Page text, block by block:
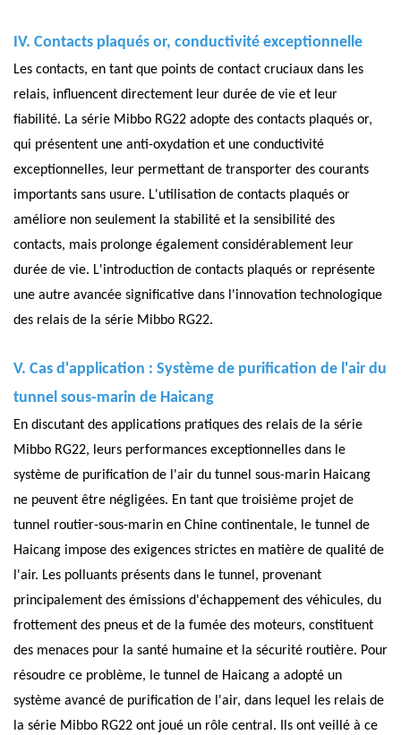
IV. Contacts plaqués or, conductivité exceptionnelle
Les contacts, en tant que points de contact cruciaux dans les
relais, influencent directement leur durée de vie et leur
fiabilité. La série Mibbo RG22 adopte des contacts plaqués or,
qui présentent une anti-oxydation et une conductivité
exceptionnelles, leur permettant de transporter des courants
importants sans usure. L'utilisation de contacts plaqués or
améliore non seulement la stabilité et la sensibilité des
contacts, mais prolonge également considérablement leur
durée de vie. L'introduction de contacts plaqués or représente
une autre avancée significative dans l'innovation technologique
des relais de la série Mibbo RG22.
V. Cas d'application : Système de purification de l'air du
tunnel sous-marin de Haicang
En discutant des applications pratiques des relais de la série
Mibbo RG22, leurs performances exceptionnelles dans le
système de purification de l'air du tunnel sous-marin Haicang
ne peuvent être négligées. En tant que troisième projet de
tunnel routier-sous-marin en Chine continentale, le tunnel de
Haicang impose des exigences strictes en matière de qualité de
l'air. Les polluants présents dans le tunnel, provenant
principalement des émissions d'échappement des véhicules, du
frottement des pneus et de la fumée des moteurs, constituent
des menaces pour la santé humaine et la sécurité routière. Pour
résoudre ce problème, le tunnel de Haicang a adopté un
système avancé de purification de l'air, dans lequel les relais de
la série Mibbo RG22 ont joué un rôle central. Ils ont veillé à ce